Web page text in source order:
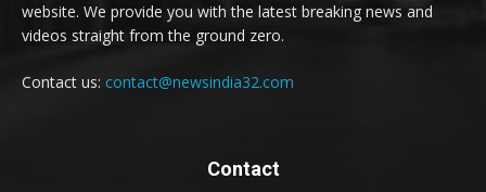
website. We provide you with the latest breaking news and
videos straight from the ground zero.
Contact us: contact@newsindia32.com
Contact